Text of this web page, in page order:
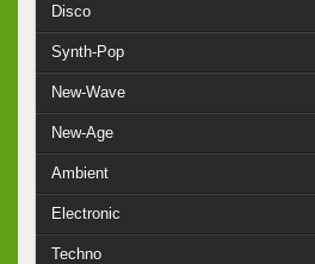
Disco
Synth-Pop
New-Wave
New-Age
Ambient
Electronic
Techno